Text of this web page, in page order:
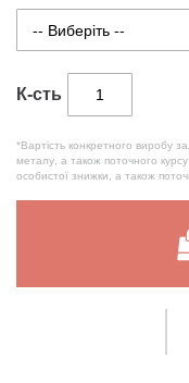
К-сть
*Вартість конкретного виробу
металу, а також поточного
особистої знижки, а також